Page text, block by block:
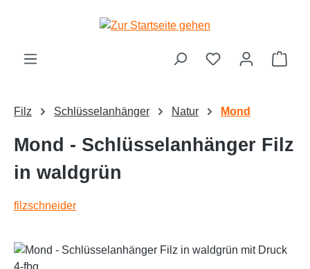
Filz Schlüsselanhänger Natur Mond
Mond - Schlüsselanhänger Filz
in waldgrün
filzschneider
Bildergalerie überspringen